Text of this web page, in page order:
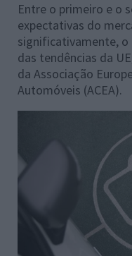
Entre o primeiro e o
expectativas do
significativamente, o
das tendências da
da Associação
Automóveis (ACEA).